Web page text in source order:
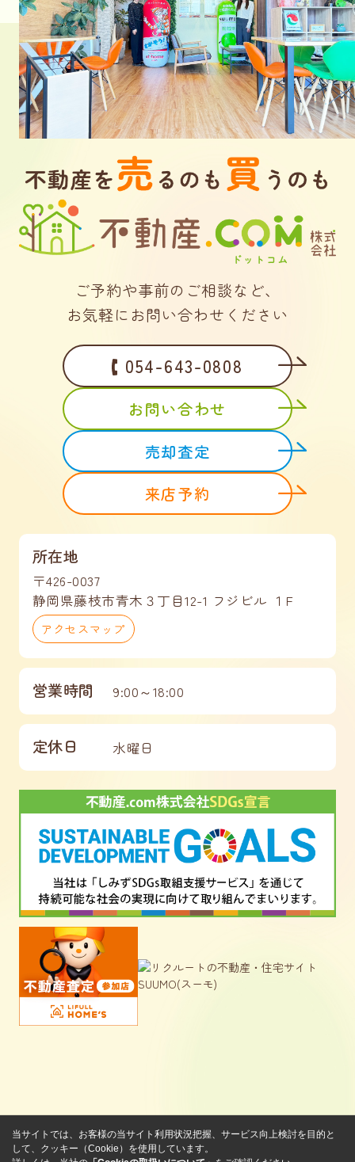
ご予約や事前のご相談など、
お気軽にお問い合わせください
054-643-0808
お問い合わせ
売却査定
来店予約
所在地
〒426-0037
静岡県藤枝市青木３丁目12-1 フジビル １F
アクセスマップ
営業時間 9:00～18:00
定休日 水曜日
当サイトでは、お客様の当サイト利用状況把握、サービス向上検討を目的と
して、クッキー（Cookie）を使用しています。